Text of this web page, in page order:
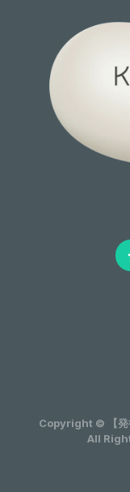
Copyright © 【発
All